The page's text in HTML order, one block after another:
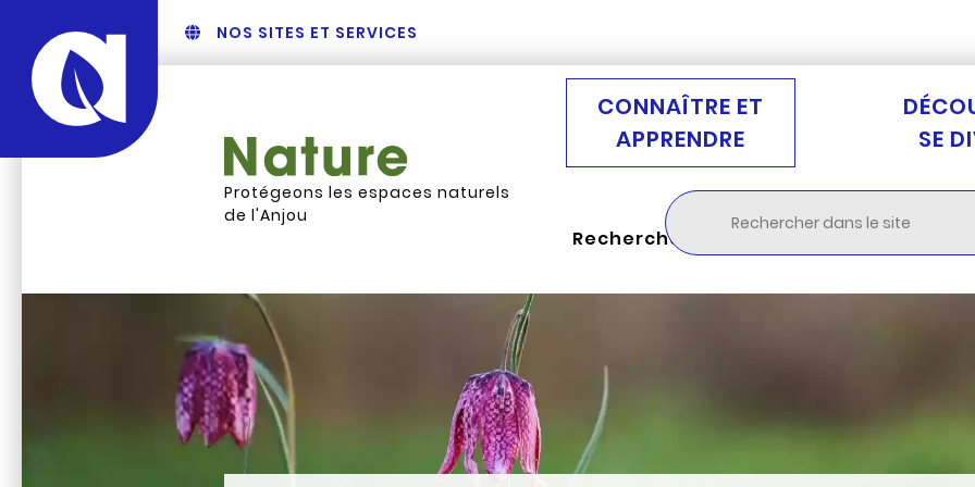
NOS SITES ET SERVICES
Protégeons les espaces naturels
de l'Anjou
CONNAÎTRE ET
APPRENDRE
SE
Rechercher